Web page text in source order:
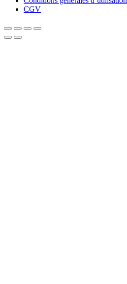
CGV